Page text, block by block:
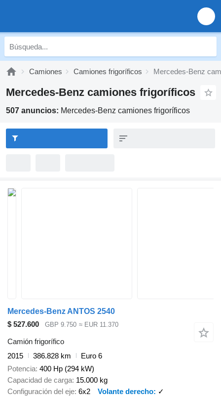
Camiones Camiones frigoríficos Mercedes-Benz
Mercedes-Benz camiones frigoríficos
507 anuncios: Mercedes-Benz camiones frigoríficos
Mercedes-Benz ANTOS 2540
$ 527.600
GBP 9.750 ≈ EUR 11.370
Camión frigorífico
2015
386.828 km
Euro 6
Potencia 400 Hp (294 kW)
Capacidad de carga 15.000 kg
Configuración del eje 6x2 Volante derecho ✓